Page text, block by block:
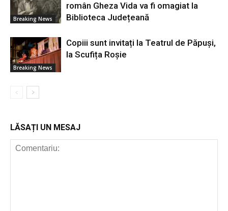
Breaking News
român Gheza Vida va fi omagiat la
Biblioteca Județeană
Breaking News
Copiii sunt invitați la Teatrul de Păpuși,
la Scufița Roșie
LĂSAȚI UN MESAJ